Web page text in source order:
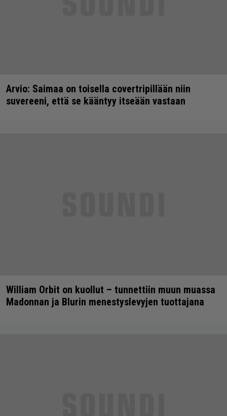
Arvio: Saimaa on toisella covertripillään niin
suvereeni, että se kääntyy itseään vastaan
William Orbit on kuollut – tunnettiin muun muassa
Madonnan ja Blurin menestyslevyjen tuottajana